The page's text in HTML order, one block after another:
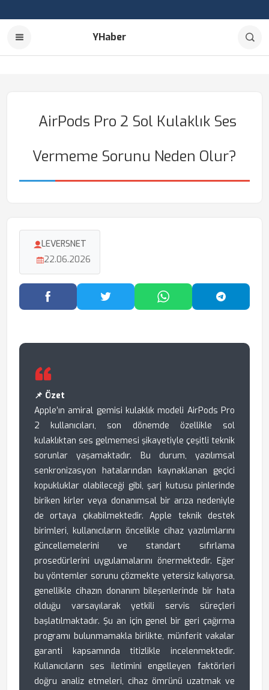
YHaber
AirPods Pro 2 Sol Kulaklık Ses
Vermeme Sorunu Neden Olur?
LEVERSNET
22.06.2026
Facebook'ta PaylaşTwitter'da PaylaşWhatsApp'ta Paylaş
📌 Özet
Apple’ın amiral gemisi kulaklık modeli AirPods Pro
2 kullanıcıları, son dönemde özellikle sol
kulaklıktan ses gelmemesi şikayetiyle çeşitli teknik
sorunlar yaşamaktadır. Bu durum, yazılımsal
senkronizasyon hatalarından kaynaklanan geçici
kopukluklar olabileceği gibi, şarj kutusu pinlerinde
biriken kirler veya donanımsal bir arıza nedeniyle
de ortaya çıkabilmektedir. Apple teknik destek
birimleri, kullanıcıların öncelikle cihaz yazılımlarını
güncellemelerini ve standart sıfırlama
prosedürlerini uygulamalarını önermektedir. Eğer
bu yöntemler sorunu çözmekte yetersiz kalıyorsa,
genellikle cihazın donanım bileşenlerinde bir hata
olduğu varsayılarak yetkili servis süreçleri
başlatılmaktadır. Şu an için genel bir geri çağırma
programı bulunmamakla birlikte, münferit vakalar
garanti kapsamında titizlikle incelenmektedir.
Kullanıcıların ses iletimini engelleyen faktörleri
doğru analiz etmeleri, cihaz ömrünü uzatmak ve